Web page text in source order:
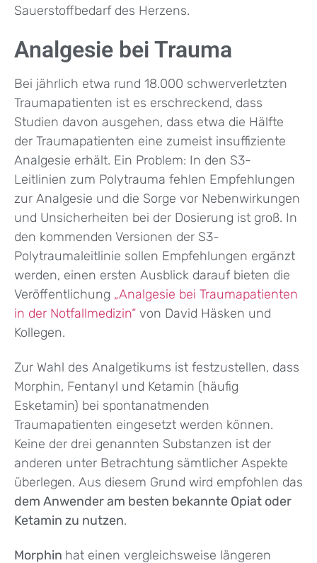
Sauerstoffbedarf des Herzens.
Analgesie bei Trauma
Bei jährlich etwa rund 18.000 schwerverletzten
Traumapatienten ist es erschreckend, dass
Studien davon ausgehen, dass etwa die Hälfte
der Traumapatienten eine zumeist insuffiziente
Analgesie erhält. Ein Problem: In den S3-
Leitlinien zum Polytrauma fehlen Empfehlungen
zur Analgesie und die Sorge vor Nebenwirkungen
und Unsicherheiten bei der Dosierung ist groß. In
den kommenden Versionen der S3-
Polytraumaleitlinie sollen Empfehlungen ergänzt
werden, einen ersten Ausblick darauf bieten die
Veröffentlichung „Analgesie bei Traumapatienten
in der Notfallmedizin“ von David Häsken und
Kollegen.
Zur Wahl des Analgetikums ist festzustellen, dass
Morphin, Fentanyl und Ketamin (häufig
Esketamin) bei spontanatmenden
Traumapatienten eingesetzt werden können.
Keine der drei genannten Substanzen ist der
anderen unter Betrachtung sämtlicher Aspekte
überlegen. Aus diesem Grund wird empfohlen das
dem Anwender am besten bekannte Opiat oder
Ketamin zu nutzen.
Morphin hat einen vergleichsweise längeren